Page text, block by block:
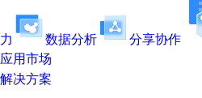
力 数据分析 分享协作
应用市场
解决方案